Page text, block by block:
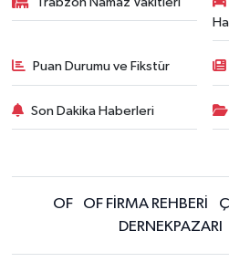
Puan Durumu ve Fikstür
Son Dakika Haberleri
OF OF FİRMA REHBERİ
DERNEKPAZARI